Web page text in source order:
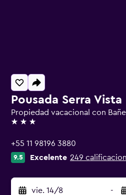
Pousada Serra Vista
Propiedad vacacional con
3 estrellas
+55 11 98196 3880
9.5 Excelente 249
vie. 14/8 -